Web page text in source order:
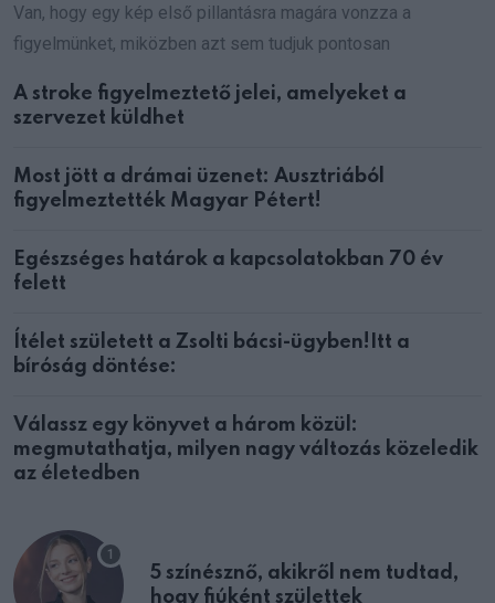
Van, hogy egy kép első pillantásra magára vonzza a
figyelmünket, miközben azt sem tudjuk pontosan
A stroke figyelmeztető jelei, amelyeket a
szervezet küldhet
Most jött a drámai üzenet: Ausztriából
figyelmeztették Magyar Pétert!
Egészséges határok a kapcsolatokban 70 év
felett
Ítélet született a Zsolti bácsi-ügyben!Itt a
bíróság döntése:
Válassz egy könyvet a három közül:
megmutathatja, milyen nagy változás közeledik
az életedben
5 színésznő, akikről nem tudtad,
hogy fiúként születtek